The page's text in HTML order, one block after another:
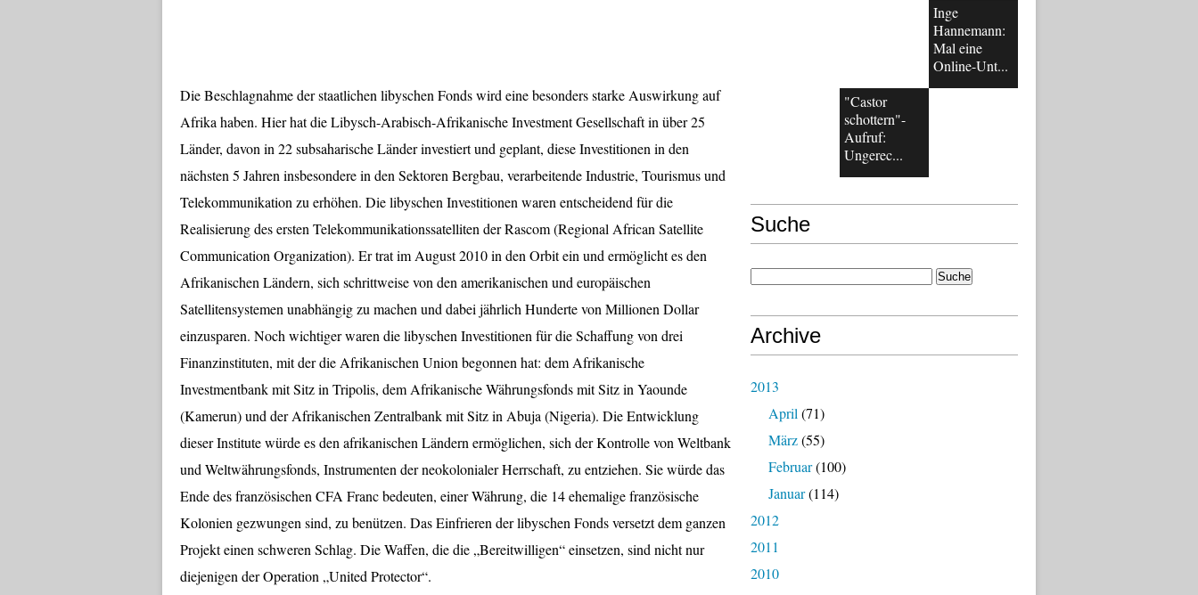
Die Beschlagnahme der staatlichen libyschen Fonds wird eine besonders starke Auswirkung auf
Afrika haben. Hier hat die Libysch-Arabisch-Afrikanische Investment Gesellschaft in über 25
Länder, davon in 22 subsaharische Länder investiert und geplant, diese Investitionen in den
nächsten 5 Jahren insbesondere in den Sektoren Bergbau, verarbeitende Industrie, Tourismus und
Telekommunikation zu erhöhen. Die libyschen Investitionen waren entscheidend für die
Realisierung des ersten Telekommunikationssatelliten der Rascom (Regional African Satellite
Communication Organization). Er trat im August 2010 in den Orbit ein und ermöglicht es den
Afrikanischen Ländern, sich schrittweise von den amerikanischen und europäischen
Satellitensystemen unabhängig zu machen und dabei jährlich Hunderte von Millionen Dollar
einzusparen. Noch wichtiger waren die libyschen Investitionen für die Schaffung von drei
Finanzinstituten, mit der die Afrikanischen Union begonnen hat: dem Afrikanische
Investmentbank mit Sitz in Tripolis, dem Afrikanische Währungsfonds mit Sitz in Yaounde
(Kamerun) und der Afrikanischen Zentralbank mit Sitz in Abuja (Nigeria). Die Entwicklung
dieser Institute würde es den afrikanischen Ländern ermöglichen, sich der Kontrolle von Weltbank
und Weltwährungsfonds, Instrumenten der neokolonialer Herrschaft, zu entziehen. Sie würde das
Ende des französischen CFA Franc bedeuten, einer Währung, die 14 ehemalige französische
Kolonien gezwungen sind, zu benützen. Das Einfrieren der libyschen Fonds versetzt dem ganzen
Projekt einen schweren Schlag. Die Waffen, die die „Bereitwilligen“ einsetzen, sind nicht nur
diejenigen der Operation „United Protector“.
Inge
Hannemann:
Mal eine
Online-Unt...
"Castor
schottern"-
Aufruf:
Ungerec...
Suche
Archive
2013
April (71)
März(55)
Februar(100)
Januar(114)
2012
2011
2010